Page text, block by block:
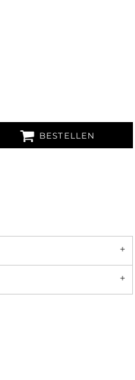
BESTELLEN